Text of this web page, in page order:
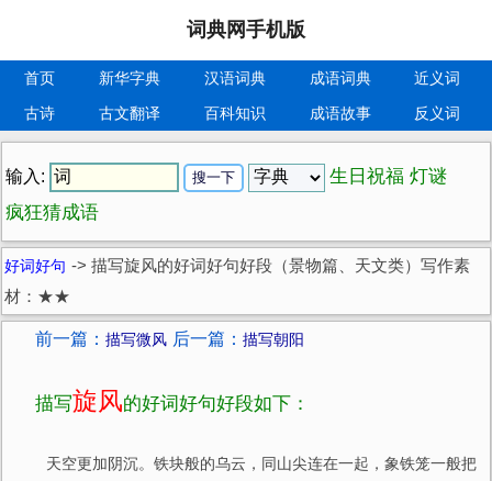
词典网手机版
首页 新华字典 汉语词典 成语词典
近义词
古诗
古文翻译 百科知识 成语故事 反义词
输入: 生日祝福 灯谜
疯狂猜成语
好词好句 -> 描写旋风的好词好句好段（景物篇、天文类）写作素
材：★★
前一篇： 描写微风 后一篇： 描写朝阳
描写旋风的好词好句好段如下：
天空更加阴沉。铁块般的乌云，同山尖连在一起，象铁笼一般把